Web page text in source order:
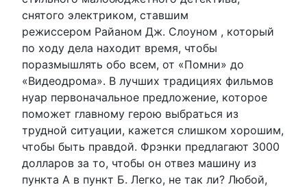
снятого электриком, ставшим
режиссером Райаном Дж. Слоуном , который
по ходу дела находит время, чтобы
поразмышлять обо всем, от «Помни» до
«Видеодрома». В лучших традициях фильмов
нуар первоначальное предложение, которое
поможет главному герою выбраться из
трудной ситуации, кажется слишком хорошим,
чтобы быть правдой. Фрэнки предлагают 3000
долларов за то, чтобы он отвез машину из
пункта А в пункт Б. Легко, не так ли? Любой,